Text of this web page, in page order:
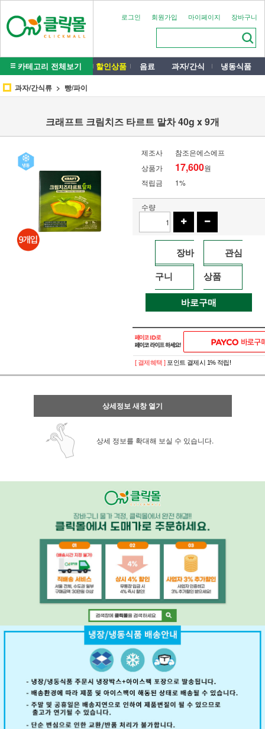
로그인 회원가입 마이페이지 장바구니
카테고리 전체보기 할인상품 음료 과자/간식 냉동식품
과자/간식류 빵/파이
크래프트 크림치즈 타르트 말차 40g x 9개
제조사
참조은에스에프
상품가
17,600원
적립금
1%
수량
장바
구니
관심
상품
바로구매
페이코 ID로 페
PAYCO 바로구
[ 결제혜택 ] 포인트 결제시 1% 적립!
상세정보 새창 열기
상세 정보를 확대해 보실 수 있습니다.